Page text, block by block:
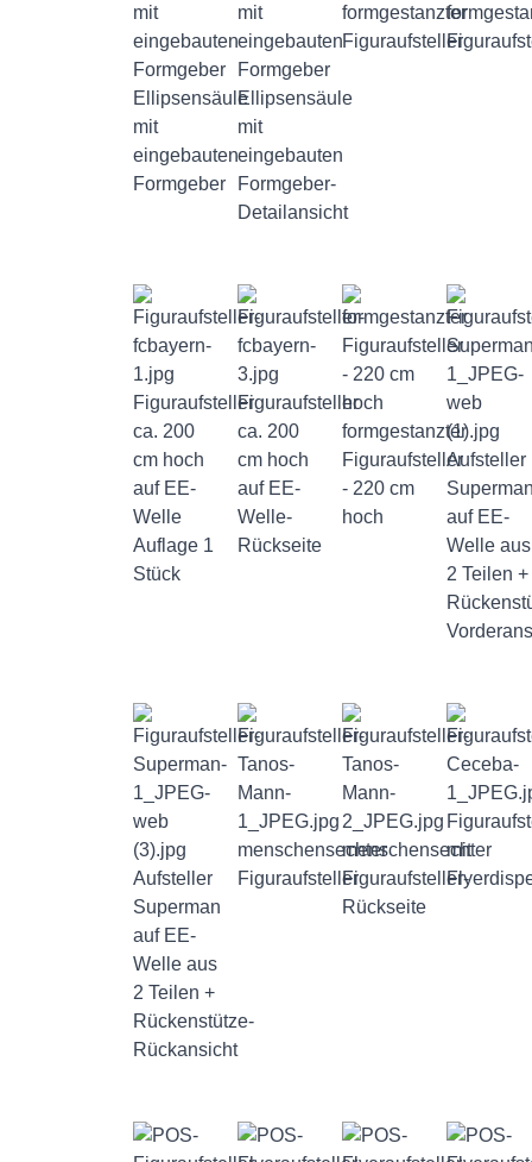
Ellipsensäule
mit
eingebauten
Formgeber
Ellipsensäule
mit
eingebauten
Formgeber-
Detailansicht
formgestanzter
Figuraufsteller
Figuraufsteller
ca. 200
cm hoch
auf EE-
Welle
Auflage 1
Stück
Figuraufsteller
ca. 200
cm hoch
auf EE-
Welle-
Rückseite
formgestanzter
Figuraufsteller
- 220 cm
hoch
Aufsteller
auf EE-
Welle aus
2 Teilen +
Aufsteller
Superman
auf EE-
Welle aus
2 Teilen +
Rückenstütze-
Rückansicht
menschensechter
Figuraufsteller
menschensechter
Figuraufsteller-
Rückseite
mit